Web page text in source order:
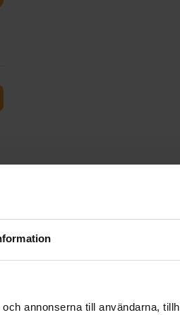
annonserna till användarna,